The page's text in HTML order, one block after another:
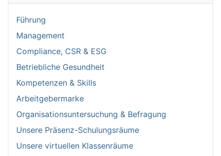
Führung
Management
Compliance, CSR & ESG
Betriebliche Gesundheit
Kompetenzen & Skills
Arbeitgebermarke
Organisationsuntersuchung & Befragung
Unsere Präsenz-Schulungsräume
Unsere virtuellen Klassenräume